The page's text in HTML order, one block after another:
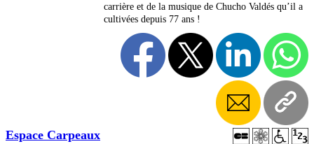
carrière et de la musique de Chucho Valdés qu’il a
cultivées depuis 77 ans !
Espace Carpeaux